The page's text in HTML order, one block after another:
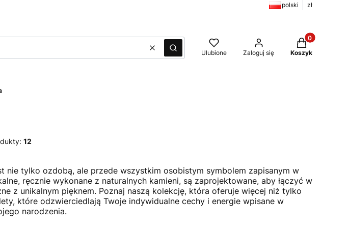
polski zł
WyczyśćSzukaj Ulubione Zaloguj się
Produkty w
Koszyk
12
nie tylko ozdobą, ale przede wszystkim osobistym symbolem zapisanym w
ręcznie wykonane z naturalnych kamieni, są zaprojektowane, aby łączyć w
z unikalnym pięknem. Poznaj naszą kolekcję, która oferuje więcej niż tylko
które odzwierciedlają Twoje indywidualne cechy i energie wpisane w
narodzenia.